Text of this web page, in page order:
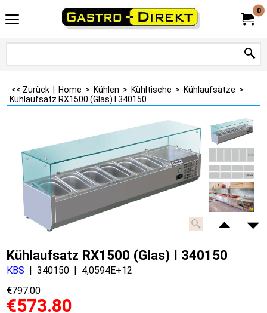
0
<< Zurück Home > Kühlen > Kühltische > Kühlaufsätze >
Kühlaufsatz RX1500 (Glas) I 340150
Kühlaufsatz RX1500 (Glas) I 340150
KBS 340150
4,0594E+12
€797.00
€573.80